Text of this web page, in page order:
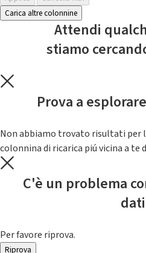
Carica altre colonnine
Attendi
stiamo
Prova a
Non abbiamo trovato risultati per
colonnina di ricarica piú vicina a
C'è un problema
Per favore riprova.
Riprova